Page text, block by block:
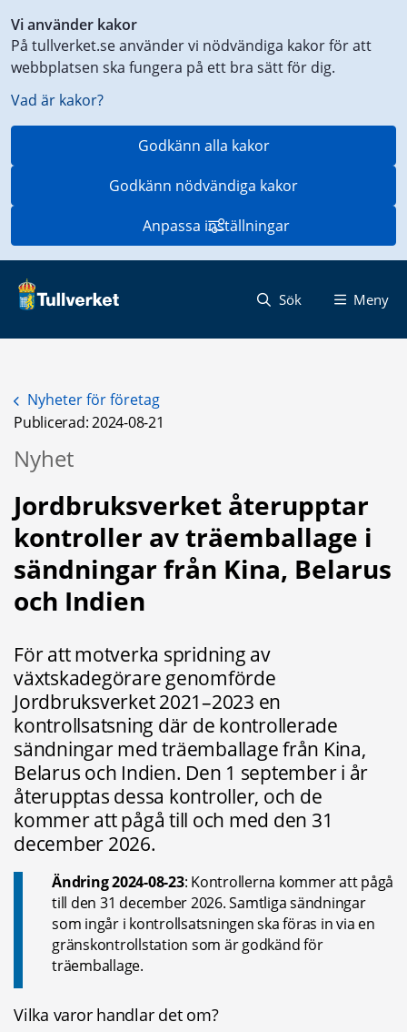
Vi använder kakor
På tullverket.se använder vi nödvändiga kakor för att
webbplatsen ska fungera på ett bra sätt för dig.
Vad är kakor?
Godkänn alla kakor
Godkänn nödvändiga kakor
Anpassa inställningar
till
innehåll
på
aktuell
Sök Meny
Nyheter för företag
Publicerad: 2024-08-21
Nyhet
Jordbruksverket återupptar
kontroller av träemballage i
sändningar från Kina, Belarus
och Indien
För att motverka spridning av
växtskadegörare genomförde
Jordbruksverket 2021–2023 en
kontrollsatsning där de kontrollerade
sändningar med träemballage från Kina,
Belarus och Indien. Den 1 september i år
återupptas dessa kontroller, och de
kommer att pågå till och med den 31
december 2026.
Ändring 2024-08-23: Kontrollerna kommer att pågå
till den 31 december 2026. Samtliga sändningar
som ingår i kontrollsatsningen ska föras in via en
gränskontrollstation som är godkänd för
träemballage.
Vilka varor handlar det om?